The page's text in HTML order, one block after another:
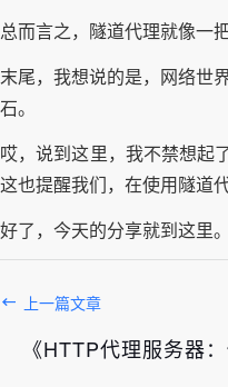
总而言之，隧道代理就像一
末尾，我想说的是，网络世
石。
哎，说到这里，我不禁想起
这也提醒我们，在使用隧道
好了，今天的分享就到这里
上一篇文章
《HTTP代理服务器